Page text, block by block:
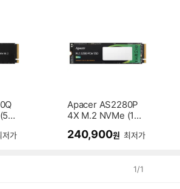
저가
Apacer AS2280P
4X M.2 NVMe (1T
240,900원 최저가
1/1